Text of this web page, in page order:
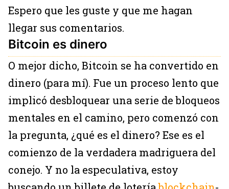
Espero que les guste y que me hagan
llegar sus comentarios.
Bitcoin es dinero
O mejor dicho, Bitcoin se ha convertido en
dinero (para mí). Fue un proceso lento que
implicó desbloquear una serie de bloqueos
mentales en el camino, pero comenzó con
la pregunta, ¿qué es el dinero? Ese es el
comienzo de la verdadera madriguera del
conejo. Y no la especulativa, estoy